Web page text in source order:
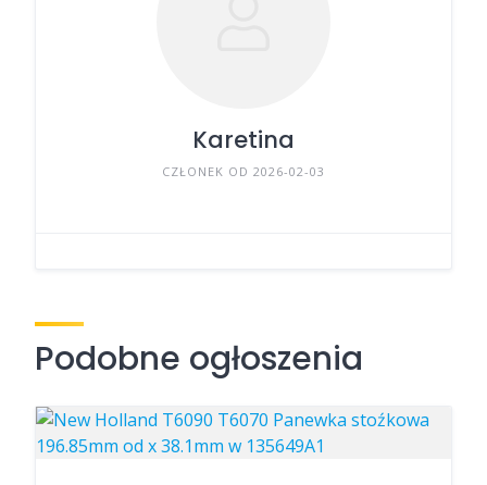
Karetina
CZŁONEK OD 2026-02-03
Podobne ogłoszenia